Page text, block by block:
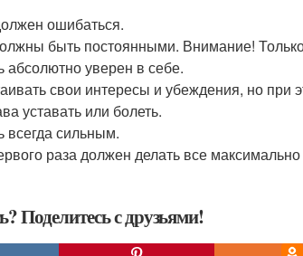
ошибаться.
быть постоянными. Внимание!
уверен в себе.
свои интересы и убеждения, но при
уставать или болеть.
сильным.
раза должен делать все
Поделитесь с друзьями!